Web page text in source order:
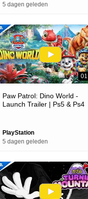
5 dagen geleden
Paw Patrol: Dino World -
Launch Trailer | Ps5 & Ps4
PlayStation
5 dagen geleden